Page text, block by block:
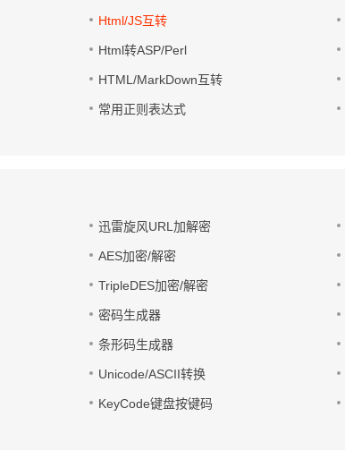
Html/JS互转
Html转ASP/Perl
HTML/MarkDown互转
常用正则表达式
迅雷旋风URL加解密
AES加密/解密
TripleDES加密/解密
密码生成器
条形码生成器
Unicode/ASCII转换
KeyCode键盘按键码